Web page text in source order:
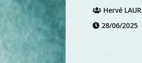
Hervé
28/06/2025